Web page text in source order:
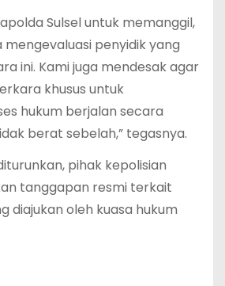
Sulsel untuk memanggil,
penyidik yang
ini. Kami juga mendesak agar
khusus untuk
hukum berjalan secara
berat sebelah,” tegasnya.
pihak kepolisian
tanggapan resmi terkait
diajukan oleh kuasa hukum